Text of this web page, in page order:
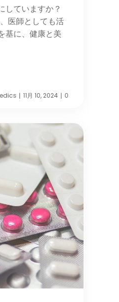
していますか？
医師としても活
基に、健康と美
| 11月 10, 2024 | 0